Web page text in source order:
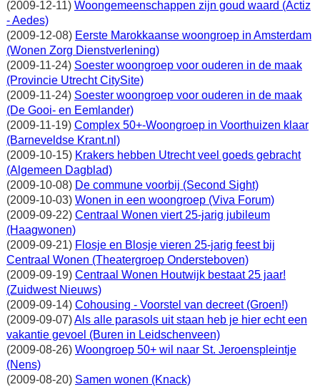
(2009-12-11) Woongemeenschappen zijn goud waard (Actiz
- Aedes)
(2009-12-08) Eerste Marokkaanse woongroep in Amsterdam
(Wonen Zorg Dienstverlening)
(2009-11-24) Soester woongroep voor ouderen in de maak
(Provincie Utrecht CitySite)
(2009-11-24) Soester woongroep voor ouderen in de maak
(De Gooi- en Eemlander)
(2009-11-19) Complex 50+-Woongroep in Voorthuizen klaar
(Barneveldse Krant.nl)
(2009-10-15) Krakers hebben Utrecht veel goeds gebracht
(Algemeen Dagblad)
(2009-10-08) De commune voorbij (Second Sight)
(2009-10-03) Wonen in een woongroep (Viva Forum)
(2009-09-22) Centraal Wonen viert 25-jarig jubileum
(Haagwonen)
(2009-09-21) Flosje en Blosje vieren 25-jarig feest bij
Centraal Wonen (Theatergroep Ondersteboven)
(2009-09-19) Centraal Wonen Houtwijk bestaat 25 jaar!
(Zuidwest Nieuws)
(2009-09-14) Cohousing - Voorstel van decreet (Groen!)
(2009-09-07)Als alle parasols uit staan heb je hier echt een
vakantie gevoel (Buren in Leidschenveen)
(2009-08-26) Woongroep 50+ wil naar St. Jeroenspleintje
(Nens)
(2009-08-20) Samen wonen (Knack)